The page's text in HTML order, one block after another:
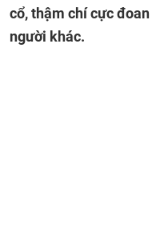
cổ, thậm chí cực
người khác.